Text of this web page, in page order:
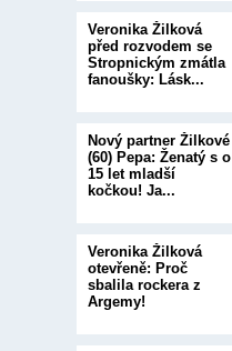
Veronika Žilková
před rozvodem se
Stropnickým zmátla
fanoušky: Lásk...
Nový partner Žilkové
(60) Pepa: Ženatý s o
15 let mladší
kočkou! Ja...
Veronika Žilková
otevřeně: Proč
sbalila rockera z
Argemy!